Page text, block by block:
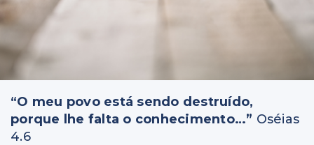
“O meu povo está sendo destruído,
porque lhe falta o conhecimento…” Oséias
4.6